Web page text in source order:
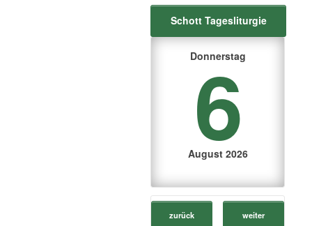
Schott Tagesliturgie
Donnerstag
6
August 2026
zurück weiter